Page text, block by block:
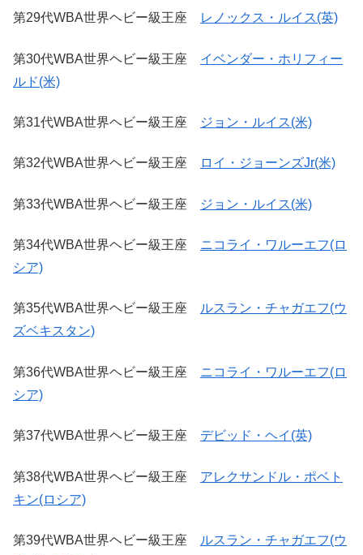
第29代WBA世界ヘビー級王座 レノックス・ルイス(英)
第30代WBA世界ヘビー級王座 イベンダー・ホリフィー
ルド(米)
第31代WBA世界ヘビー級王座 ジョン・ルイス(米)
第32代WBA世界ヘビー級王座 ロイ・ジョーンズJr(米)
第33代WBA世界ヘビー級王座 ジョン・ルイス(米)
第34代WBA世界ヘビー級王座 ニコライ・ワルーエフ(ロ
シア)
第35代WBA世界ヘビー級王座 ルスラン・チャガエフ(ウ
ズベキスタン)
第36代WBA世界ヘビー級王座 ニコライ・ワルーエフ(ロ
シア)
第37代WBA世界ヘビー級王座 デビッド・ヘイ(英)
第38代WBA世界ヘビー級王座 アレクサンドル・ポベト
キン(ロシア)
第39代WBA世界ヘビー級王座
ルスラン・チャガエフ(ウ